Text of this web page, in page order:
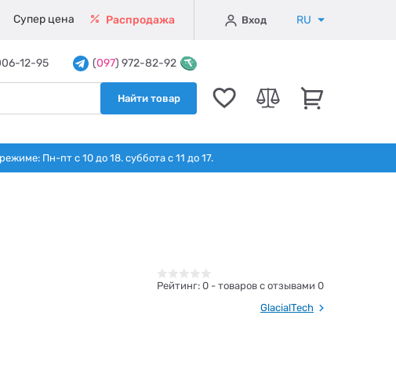
Супер цена Распродажа Вход RU
12-95 (097) 972-82-92
Найти товар
Пн-пт с 10 до 18. суббота с 11 до 17.
Рейтинг: 0 - товаров с отзывами 0
GlacialTech